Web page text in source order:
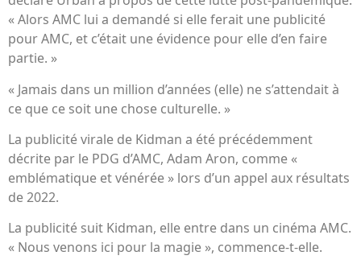
« Alors AMC lui a demandé si elle ferait une publicité
pour AMC, et c’était une évidence pour elle d’en faire
partie. »
« Jamais dans un million d’années (elle) ne s’attendait à
ce que ce soit une chose culturelle. »
La publicité virale de Kidman a été précédemment
décrite par le PDG d’AMC, Adam Aron, comme «
emblématique et vénérée » lors d’un appel aux résultats
de 2022.
La publicité suit Kidman, elle entre dans un cinéma AMC.
« Nous venons ici pour la magie », commence-t-elle.